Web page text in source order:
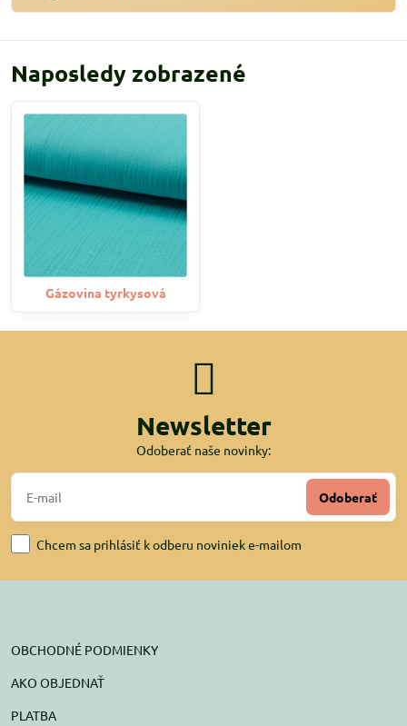
Naposledy zobrazené
Gázovina tyrkysová
Newsletter
Odoberať naše novinky:
Odoberať
Chcem sa prihlásiť k odberu noviniek e-mailom
OBCHODNÉ PODMIENKY
AKO OBJEDNAŤ
PLATBA